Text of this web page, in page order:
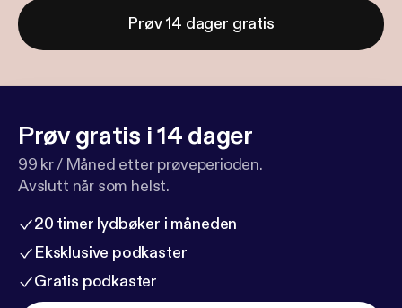
Prøv 14 dager gratis
Prøv gratis i 14 dager
99 kr / Måned etter prøveperioden.
Avslutt når som helst.
20 timer lydbøker i måneden
Eksklusive podkaster
Gratis podkaster